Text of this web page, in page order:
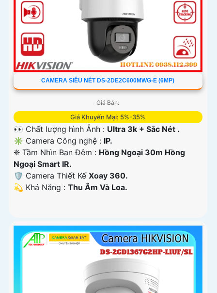
CAMERA SIÊU NÉT DS-2DE2C600MWG-E (6MP)
Giá Bán:
Giá Khuyến Mại: 5%-35%
👀 Chất lượng hình Ảnh : Ultra 3k + Sắc Nét .
✳️ Camera Công nghệ : IP.
❈ Tầm Nhìn Ban Đêm : Hồng Ngoại 30m Hồng
Ngoại Smart IR.
🛡 Camera Thiết Kế Xoay 360.
️💫 Khả Năng : Thu Âm Và Loa.